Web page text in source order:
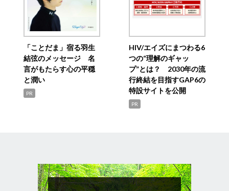
「ことだま」宿る羽生
結弦のメッセージ 名
言がもたらす心の平穏
と潤い
PR
HIV/エイズにまつわる6
つの“理解のギャッ
プ”とは？ 2030年の流
行終結を目指すGAP6の
特設サイトを公開
PR